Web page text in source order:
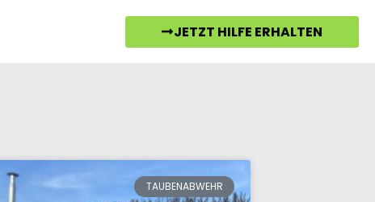
JETZT HILFE ERHALTEN
TAUBENABWEHR